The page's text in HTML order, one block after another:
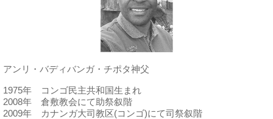
アンリ・バディバンガ・チポタ神父
1975年 コンゴ民主共和国生まれ
2008年 倉敷教会にて助祭叙階
2009年 カナンガ大司教区(コンゴ)にて司祭叙階